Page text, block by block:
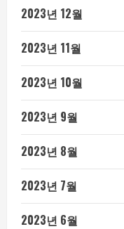
2023년 12월
2023년 11월
2023년 10월
2023년 9월
2023년 8월
2023년 7월
2023년 6월